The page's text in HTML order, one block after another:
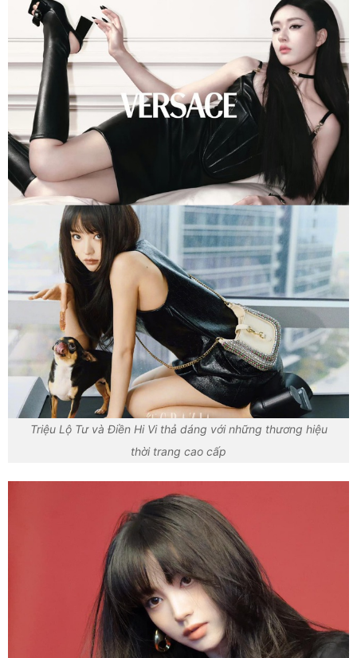
Triệu Lộ Tư và Điền Hi Vi thả dáng với những thương hiệu
thời trang cao cấp